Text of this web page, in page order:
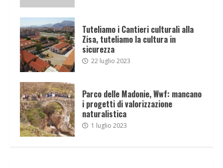
Tuteliamo i Cantieri culturali alla
Zisa, tuteliamo la cultura in
sicurezza
22 luglio 2023
Parco delle Madonie, Wwf: mancano
i progetti di valorizzazione
naturalistica
1 luglio 2023